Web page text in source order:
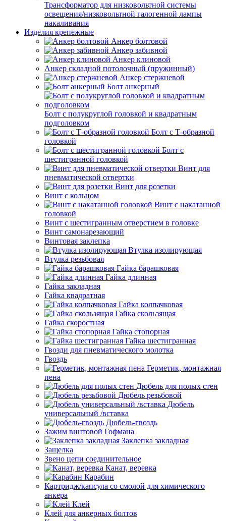
Трансформатор для низковольтной системы
освещения/низковольтной галогенной лампы
накаливания
Изделия крепежные
Анкер болтовой
Анкер забивной
Анкер клиновой
Анкер складной потолочный (пружинный)
Анкер стержневой
Болт анкерный
Болт с полукруглой головкой и квадратным
подголовком
Болт с Т-образной
головкой
Болт с
шестигранной головкой
Винт для
пневматической отвертки
Винт для розетки
Винт с кольцом
Винт с накатанной
головкой
Винт с шестигранным отверстием в головке
Винт самонарезающий
Винтовая заклепка
Втулка изолирующая
Втулка резьбовая
Гайка барашковая
Гайка длинная
Гайка закладная
Гайка квадратная
Гайка колпачковая
Гайка скользящая
Гайка скоростная
Гайка стопорная
Гайка шестигранная
Гвозди для пневматического молотка
Гвоздь
Герметик, монтажная
пена
Дюбель для полых стен
Дюбель резьбовой
Дюбель
универсальный /вставка
Дюбель-гвоздь
Зажим винтовой Гофмана
Заклепка закладная
Защелка
Звено цепи соединительное
Канат, веревка
Карабин
Картридж/капсула со смолой для химического
анкера
Клей
Клей для анкерных болтов